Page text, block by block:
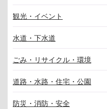
観光・イベント
水道・下水道
ごみ・リサイクル・環境
道路・水路・住宅・公園
防災・消防・安全